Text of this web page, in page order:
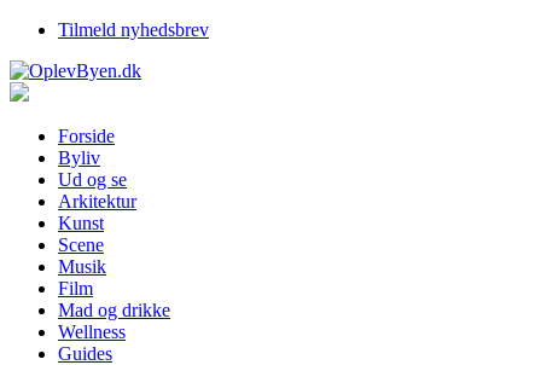
Tilmeld nyhedsbrev
Forside
Byliv
Ud og se
Arkitektur
Kunst
Scene
Musik
Film
Mad og drikke
Wellness
Guides